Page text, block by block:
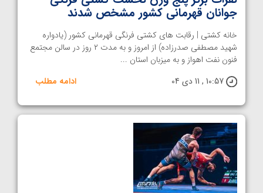
جوانان قهرمانی کشور مشخص شدند
خانه کشتی | رقابت های کشتی فرنگی قهرمانی کشور (یادواره
شهید مصطفی صدرزاده) از امروز و به مدت ۲ روز در سالن مجتمع
فنون نفت اهواز و به میزبان استان ...
10:57 , 11 دی 04
ادامه مطلب